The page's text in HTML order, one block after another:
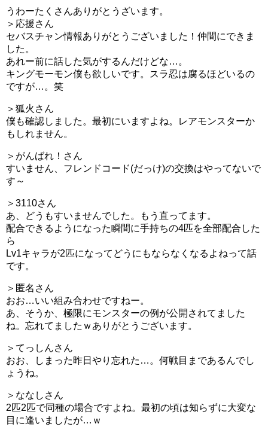
うわーたくさんありがとうざいます。
＞応援さん
セバスチャン情報ありがとうございました！仲間にできま
した。
あれー前に話した気がするんだけどな…。
キングモーモン僕も欲しいです。スラ忍は腐るほどいるの
ですが…。笑
＞狐火さん
僕も確認しました。最初にいますよね。レアモンスターか
もしれません。
＞がんばれ！さん
すいません、フレンドコード(だっけ)の交換はやってないで
す～
＞3110さん
あ、どうもすいませんでした。もう直ってます。
配合できるようになった瞬間に手持ちの4匹を全部配合した
ら
Lv1キャラが2匹になってどうにもならなくなるよねって話
です。
＞匿名さん
おお…いい組み合わせですねー。
あ、そうか、極限にモンスターの例が公開されてました
ね。忘れてましたｗありがとうございます。
＞てっしんさん
おお、しまった昨日やり忘れた…。何戦目まであるんでし
ょうね。
＞ななしさん
2匹2匹で同種の場合ですよね。最初の頃は知らずに大変な
目に逢いましたが…ｗ